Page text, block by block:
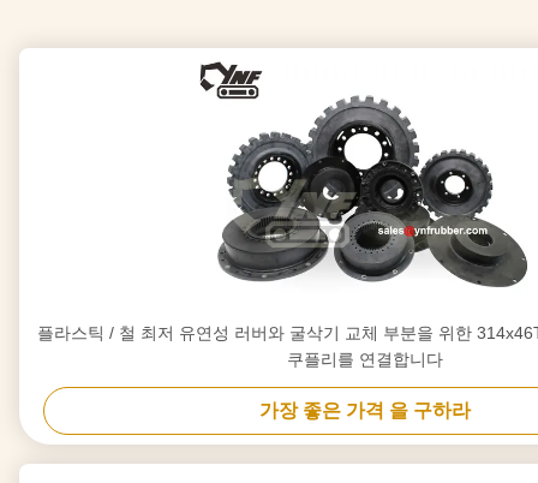
플라스틱 / 철 최저 유연성 러버와 굴삭기 교체 부분을 위한 314x46T 결합이
쿠플리를 연결합니다
가장 좋은 가격 을 구하라